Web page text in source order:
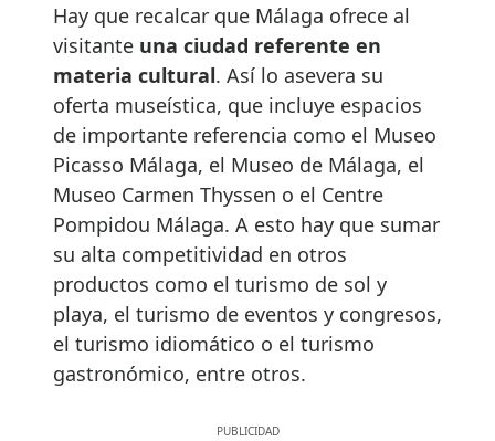
Hay que recalcar que Málaga ofrece al
visitante una ciudad referente en
materia cultural. Así lo asevera su
oferta museística, que incluye espacios
de importante referencia como el Museo
Picasso Málaga, el Museo de Málaga, el
Museo Carmen Thyssen o el Centre
Pompidou Málaga. A esto hay que sumar
su alta competitividad en otros
productos como el turismo de sol y
playa, el turismo de eventos y congresos,
el turismo idiomático o el turismo
gastronómico, entre otros.